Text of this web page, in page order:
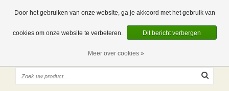
0 Artikelen
NL
EUR
Door het gebruiken van onze website, ga je akkoord met het gebruik van
cookies om onze website te verbeteren. Dit bericht verbergen
Meer over cookies »